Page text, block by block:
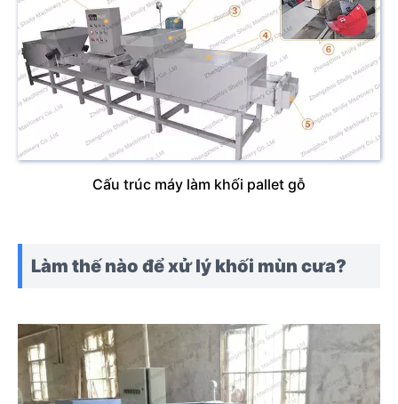
Cấu trúc máy làm khối pallet gỗ
Làm thế nào để xử lý khối mùn cưa?